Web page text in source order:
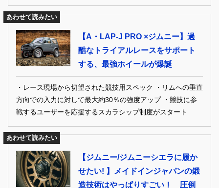
あわせて読みたい
【A・LAP-J PRO ×ジムニー】過
酷なトライアルレースをサポート
する、最強ホイールが爆誕
・レース現場から切望された競技用スペック ・リムへの垂直
方向での入力に対して最大約30％の強度アップ ・競技に参
戦するユーザーを応援するスカラシップ制度がスタート
あわせて読みたい
【ジムニー/ジムニーシエラに履か
せたい! 】メイドインジャパンの鍛
造技術はやっぱりすごい！ 圧倒